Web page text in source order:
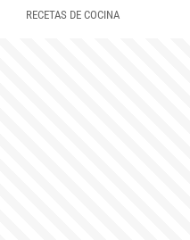
RECETAS DE COCINA